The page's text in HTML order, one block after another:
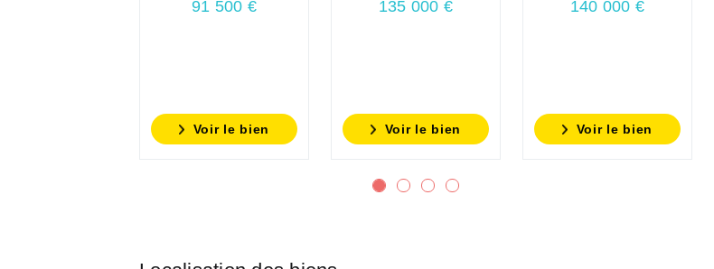
91 500 €
Voir le bien
135 000 €
Voir le bien
140 000 €
Voir le bien